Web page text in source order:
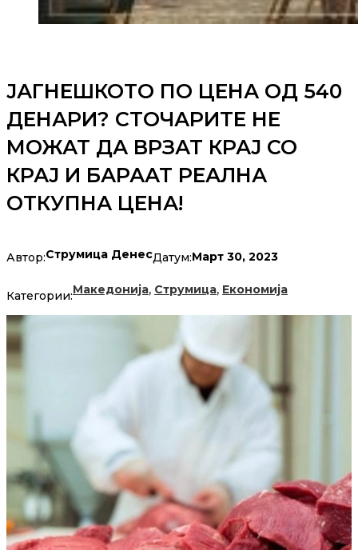
ЈАГНЕШКОТО ПО ЦЕНА ОД 540
ДЕНАРИ? СТОЧАРИТЕ НЕ
МОЖАТ ДА ВРЗАТ КРАЈ СО
КРАЈ И БАРААТ РЕАЛНА
ОТКУПНА ЦЕНА!
Автор:Струмица ДенесДатум:Март 30, 2023
Категории:Македонија, Струмица, Економија